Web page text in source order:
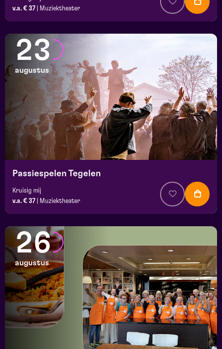
v.a. € 37
Muziektheater
23
augustus
Passiespelen Tegelen
Kruisig mij
v.a. € 37
Muziektheater
26
augustus